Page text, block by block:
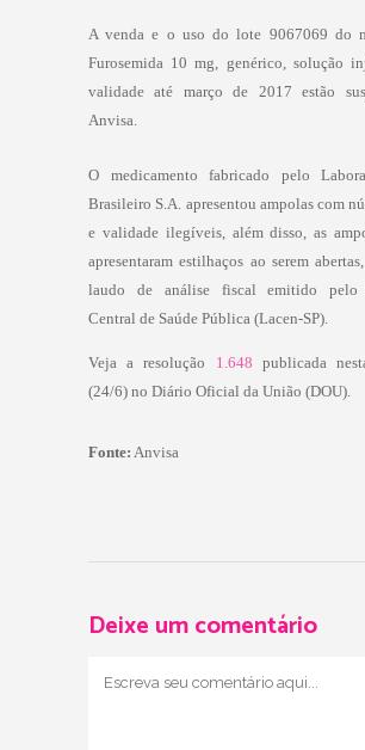
A venda e o uso do lote 9067069 do
Furosemida 10 mg, genérico, solução
validade até março de 2017 estão
Anvisa.
O medicamento fabricado pelo
Brasileiro S.A. apresentou ampolas com
e validade ilegíveis, além disso, as
apresentaram estilhaços ao serem
laudo de análise fiscal emitido pelo
Central de Saúde Pública (Lacen-SP).
Veja a resolução 1.648 publicada
(24/6) no Diário Oficial da União (DOU).
Fonte: Anvisa
Deixe um comentário